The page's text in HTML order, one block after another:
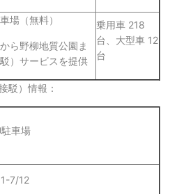
場（無料）
ら野柳地質公園ま
）サービスを提供
乗用車 218
台、大型車 12
台
駁）情報：
車場
7/12